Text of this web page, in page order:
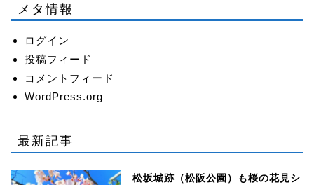
メタ情報
ログイン
投稿フィード
コメントフィード
WordPress.org
最新記事
松坂城跡（松阪公園）も桜の花見シ